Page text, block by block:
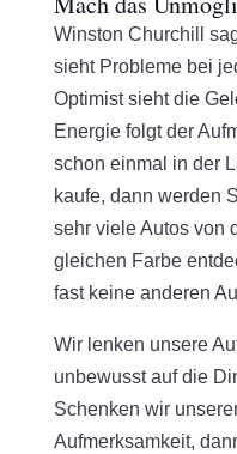
Winston Churchill
sieht Probleme bei
Optimist sieht die
Energie folgt der
schon einmal in der
kaufe, dann werden
sehr viele Autos von
gleichen Farbe
fast keine anderen
Wir lenken unsere
unbewusst auf die
Schenken wir
Aufmerksamkeit,